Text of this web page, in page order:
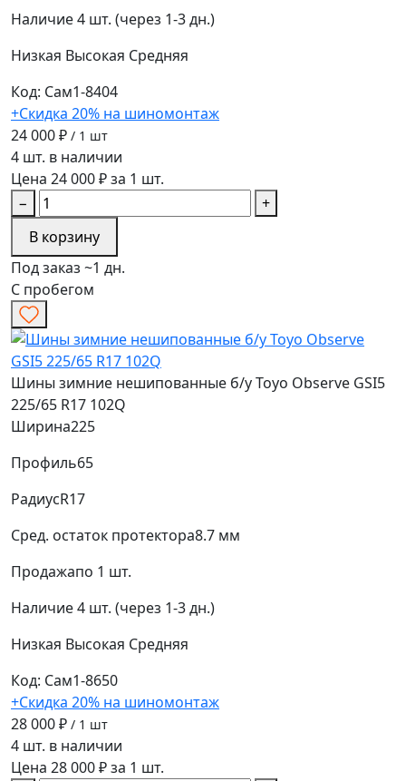
Наличие4 шт. (через 1-3 дн.)
Низкая Высокая Средняя
Код: Сам1-8404
+Скидка 20% на шиномонтаж
24 000 ₽ / 1 шт
4 шт. в наличии
Цена 24 000 ₽ за 1 шт.
−
+
В корзину
Под заказ ~1 дн.
С пробегом
Шины зимние нешипованные б/у Toyo Observe GSI5
225/65 R17 102Q
Ширина225
Профиль65
РадиусR17
Сред. остаток протектора8.7 мм
Продажапо 1 шт.
Наличие4 шт. (через 1-3 дн.)
Низкая Высокая Средняя
Код: Сам1-8650
+Скидка 20% на шиномонтаж
28 000 ₽ / 1 шт
4 шт. в наличии
Цена 28 000 ₽ за 1 шт.